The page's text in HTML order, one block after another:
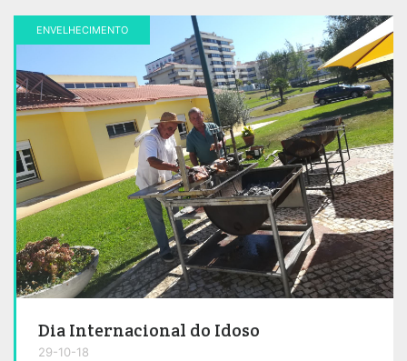
ENVELHECIMENTO
Dia Internacional do Idoso
29-10-18